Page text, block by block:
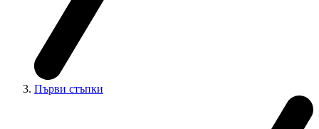
Първи стъпки